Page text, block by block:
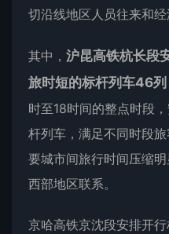
切沿线地区人员往来和经
其中， 沪昆高铁杭长段
旅时短的标杆列车46
时至18时间的整点时段
杆列车，满足不同时段
要城市间旅行时间压缩
西部地区联系。
京哈高铁京沈段安排开